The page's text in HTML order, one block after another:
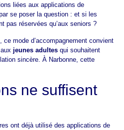
liées aux applications de
se poser la question : et si les
pas réservées qu’aux seniors ?
mode d’accompagnement convient
jeunes adultes qui souhaitent
sincère. À Narbonne, cette
ne suffisent
ont déjà utilisé des applications de